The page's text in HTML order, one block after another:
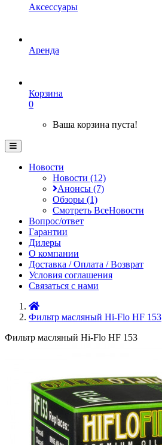
Аксессуары
Аренда
Корзина
0
Ваша корзина пуста!
Новости
Новости (12)
Анонсы (7)
Обзоры (1)
Смотреть ВсеНовости
Вопрос/ответ
Гарантии
Дилеры
О компании
Доставка / Оплата / Возврат
Условия соглашения
Связаться с нами
Фильтр масляный Hi-Flo HF 153
Фильтр масляный Hi-Flo HF 153